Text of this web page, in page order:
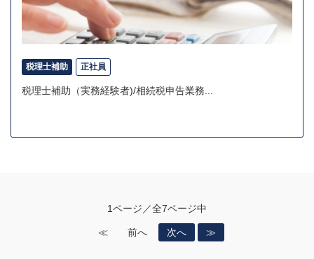
税理士補助 正社員
税理士補助（実務経験者)/相続税申告業務...
1ページ／全7ページ中
≪ 前へ 次へ ≫